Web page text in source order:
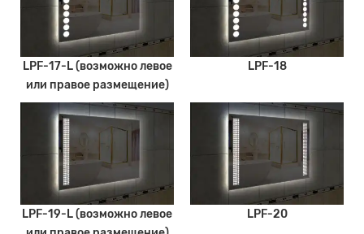
LPF-17-L (возможно левое
или правое размещение)
LPF-18
LPF-19-L (возможно левое
LPF-20